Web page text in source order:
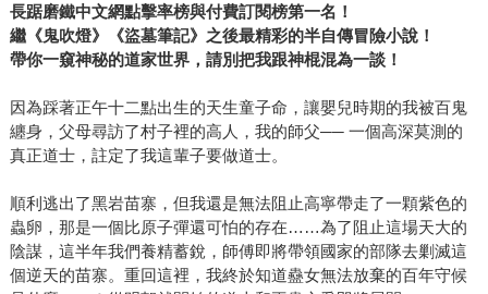
長踞磨鐵中文網點擊率榜與付費訂閱榜第一名！
繼《鬼吹燈》《盜墓筆記》之後最精彩的半自傳冒險小說！
帶你一窺神秘的道家世界，請別把我跟神棍混為一談！
因為踩著正午十二點出生的天生童子命，讓嬰兒時期的我被百鬼
纏身，父母尋訪了村子裡的高人，我的師父── 一個高深莫測的
真正道士，註定了我這輩子要做道士。
順利逃出了黑岩苗寨，但我還是無法阻止高寧帶走了一顆紫色的
蟲卵，那是一個比原子彈還可怕的存在……為了阻止這場天大的
陰謀，這半年我們養精蓄銳，師傅即將帶領國家的部隊去剿滅這
個逆天的苗寨。重回這裡，我終於知道蠱女無法放棄的百年守候